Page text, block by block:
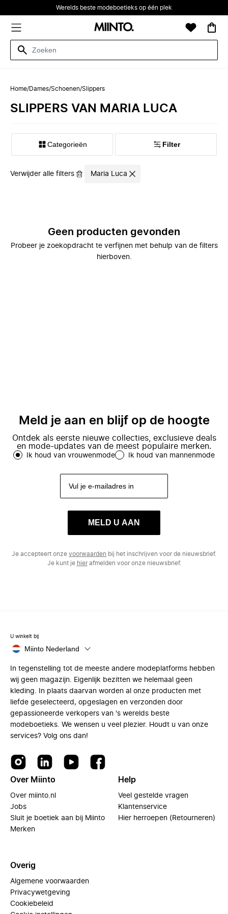
Werelds beste modeboetieks op één plek
Home/Dames/Schoenen/Slippers
SLIPPERS VAN MARIA LUCA
Categorieën Filter
Verwijder alle filters Maria Luca
Geen producten gevonden
Probeer je zoekopdracht te verfijnen met behulp van de filters
hierboven.
Meld je aan en blijf op de hoogte
Ontdek als eerste nieuwe collecties, exclusieve deals
en mode-updates van de meest populaire merken.
Ik houd van vrouwenmode Ik houd van mannenmode
MELD U AAN
Je accepteert onze voorwaarden bij het inschrijven voor de nieuwsbrief.
Je kunt je hierafmelden voor onze nieuwsbrief.
U winkelt bij
Miinto Nederland
In tegenstelling tot de meeste andere modeplatforms hebben
wij geen magazijn. Eigenlijk bezitten we helemaal geen
kleding. In plaats daarvan worden al onze producten met
liefde geselecteerd, opgeslagen en verzonden door
gepassioneerde verkopers van 's werelds beste
modeboetieks. We wensen u veel plezier. Houdt u van onze
services? Volg ons dan!
Over Miinto
Over miinto.nl
Jobs
Sluit je boetiek aan bij Miinto
Merken
Help
Veel gestelde vragen
Klantenservice
Hier herroepen (Retourneren)
Overig
Algemene voorwaarden
Privacywetgeving
Cookiebeleid